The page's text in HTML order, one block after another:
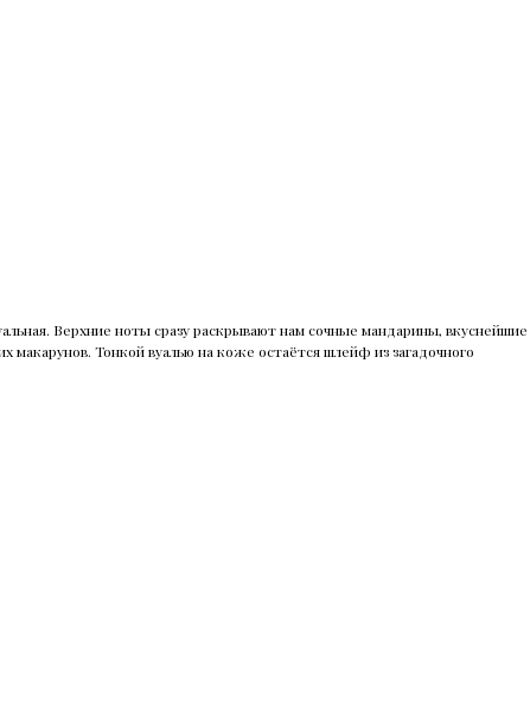
Верхние ноты сразу раскрывают нам сочные мандарины, вкуснейшие
Тонкой вуалью на коже остаётся шлейф из загадочного